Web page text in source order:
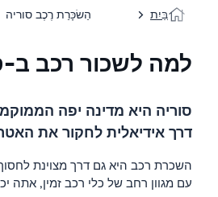
בַּיִת הַשׂכָּרַת רֶכֶב סוריה
למה לשכור רכב ב-
סוריה היא מדינה יפה
דרך אידיאלית לחקור את
השכרת רכב היא גם דרך מצוינת
עם מגוון רחב של כלי רכב זמין, אתה